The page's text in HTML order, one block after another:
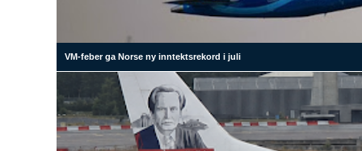
VM-feber ga Norse ny inntektsrekord i juli